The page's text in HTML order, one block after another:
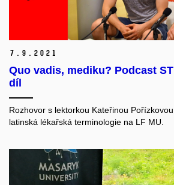
7. 9. 2021
Quo vadis, mediku? Podcast
díl
Rozhovor s lektorkou Kateřinou
latinská lékařská terminologie na LF MU.